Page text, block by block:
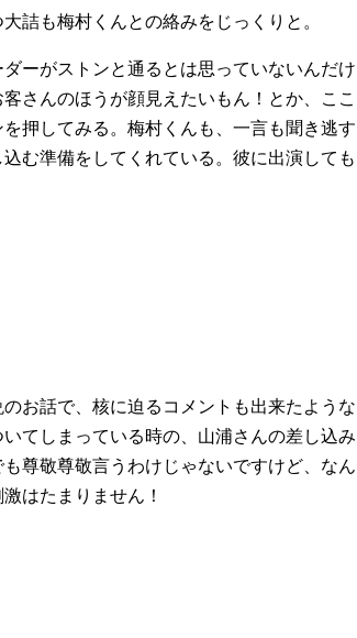
詰も梅村くんとの絡みをじっくりと。
ーがストンと通るとは思っていないんだけ
さんのほうが顔見えたいもん！とか、ここ
押してみる。梅村くんも、一言も聞き逃す
む準備をしてくれている。彼に出演しても
お話で、核に迫るコメントも出来たような
てしまっている時の、山浦さんの差し込み
尊敬尊敬言うわけじゃないですけど、なん
はたまりません！